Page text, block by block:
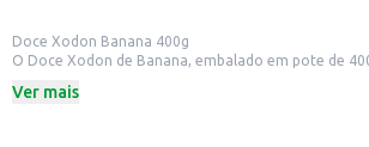
Doce Xodon Banana 400g
O Doce Xodon de Banana, embalado em pote de
Pode ser consumido puro, como sobremesa ou
Ver mais